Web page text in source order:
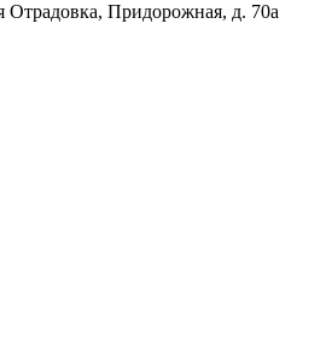
Отрадовка, Придорожная, д. 70а